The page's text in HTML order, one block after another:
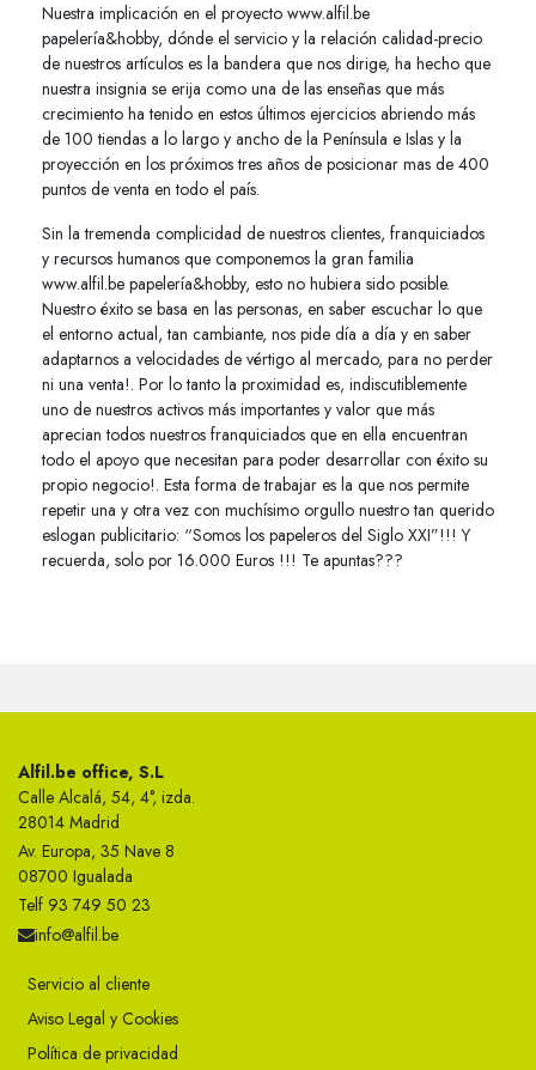
Nuestra implicación en el proyecto www.alfil.be
papelería&hobby, dónde el servicio y la relación calidad-precio
de nuestros artículos es la bandera que nos dirige, ha hecho que
nuestra insignia se erija como una de las enseñas que más
crecimiento ha tenido en estos últimos ejercicios abriendo más
de 100 tiendas a lo largo y ancho de la Península e Islas y la
proyección en los próximos tres años de posicionar mas de 400
puntos de venta en todo el país.
Sin la tremenda complicidad de nuestros clientes, franquiciados
y recursos humanos que componemos la gran familia
www.alfil.be papelería&hobby, esto no hubiera sido posible.
Nuestro éxito se basa en las personas, en saber escuchar lo que
el entorno actual, tan cambiante, nos pide día a día y en saber
adaptarnos a velocidades de vértigo al mercado, para no perder
ni una venta!. Por lo tanto la proximidad es, indiscutiblemente
uno de nuestros activos más importantes y valor que más
aprecian todos nuestros franquiciados que en ella encuentran
todo el apoyo que necesitan para poder desarrollar con éxito su
propio negocio!. Esta forma de trabajar es la que nos permite
repetir una y otra vez con muchísimo orgullo nuestro tan querido
eslogan publicitario: “Somos los papeleros del Siglo XXI”!!! Y
recuerda, solo por 16.000 Euros !!! Te apuntas???
Alfil.be office, S.L
Calle Alcalá, 54, 4°, izda.
28014 Madrid
Av. Europa, 35 Nave 8
08700 Igualada
Telf 93 749 50 23
info@alfil.be
Servicio al cliente
Aviso Legal y Cookies
Política de privacidad